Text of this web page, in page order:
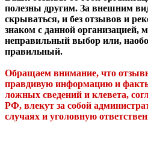
полезны другим. За внешним
скрываться, и без отзывов и
знаком с данной организацией,
неправильный выбор или,
правильный.
Обращаем внимание, что
правдивую информацию и
ложных сведений и клевета,
РФ, влекут за собой
случаях и уголовную